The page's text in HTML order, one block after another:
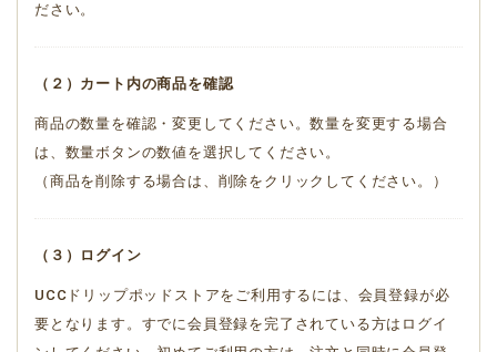
ださい。
（２）カート内の商品を確認
商品の数量を確認・変更してください。数量を変更する場合
は、数量ボタンの数値を選択してください。
（商品を削除する場合は、削除をクリックしてください。）
（３）ログイン
UCCドリップポッドストアをご利用するには、会員登録が必
要となります。すでに会員登録を完了されている方はログイ